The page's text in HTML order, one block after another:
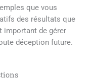
que vous
des résultats que
important de gérer
déception future.